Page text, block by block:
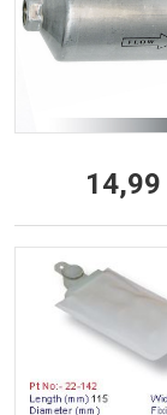
14,99